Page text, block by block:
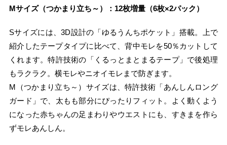
Mサイズ（つかまり立ち～）：12枚増量（6枚×2パック）
Sサイズには、3D設計の「ゆるうんちポケット」搭載。上で
紹介したテープタイプに比べて、背中モレを50％カットして
くれます。特許技術の「くるっとまとまるテープ」で後処理
もラクラク。横モレやニオイモレまで防ぎます。
M（つかまり立ち～）サイズは、特許技術「あんしんロング
ガード」で、太もも部分にぴったりフィット。よく動くよう
になった赤ちゃんの足まわりやウエストにも、すきまを作ら
ずモレあんしん。